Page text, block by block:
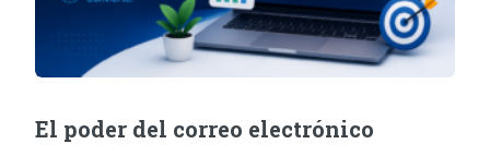
El poder del correo electrónico